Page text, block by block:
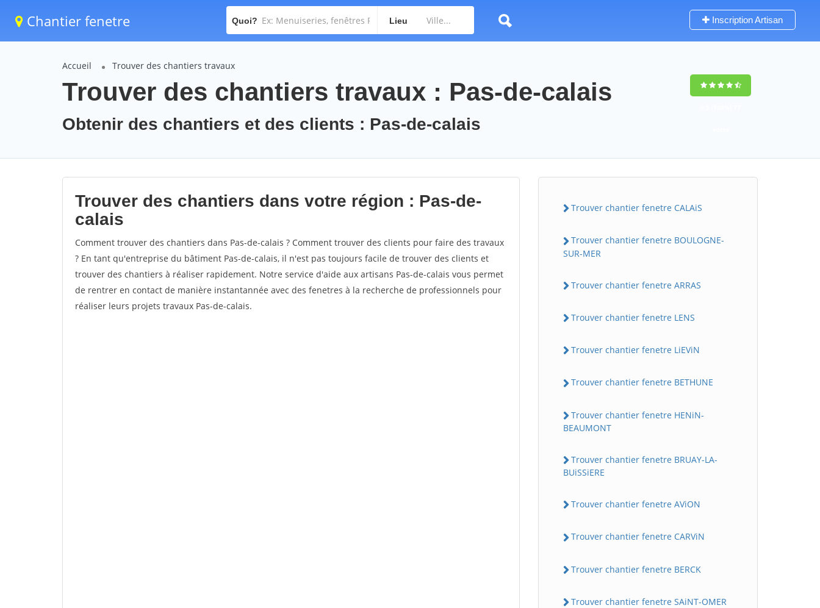
Chantier fenetre Quoi? Lieu Inscription Artisan
Accueil Trouver des chantiers travaux
Trouver des chantiers travaux : Pas-de-calais
Obtenir des chantiers et des clients : Pas-de-calais
Trouver des chantiers dans votre région : Pas-de-
calais
Comment trouver des chantiers dans Pas-de-calais ? Comment trouver des clients pour faire des travaux
? En tant qu'entreprise du bâtiment Pas-de-calais, il n'est pas toujours facile de trouver des clients et
trouver des chantiers à réaliser rapidement. Notre service d'aide aux artisans Pas-de-calais vous permet
de rentrer en contact de manière instantannée avec des fenetres à la recherche de professionnels pour
réaliser leurs projets travaux Pas-de-calais.
Trouver chantier fenetre CALAiS
Trouver chantier fenetre BOULOGNE-
SUR-MER
Trouver chantier fenetre ARRAS
Trouver chantier fenetre LENS
Trouver chantier fenetre LiEViN
Trouver chantier fenetre BETHUNE
Trouver chantier fenetre HENiN-
BEAUMONT
Trouver chantier fenetre BRUAY-LA-
BUiSSiERE
Trouver chantier fenetre AViON
Trouver chantier fenetre CARViN
Trouver chantier fenetre BERCK
Trouver chantier fenetre SAiNT-OMER